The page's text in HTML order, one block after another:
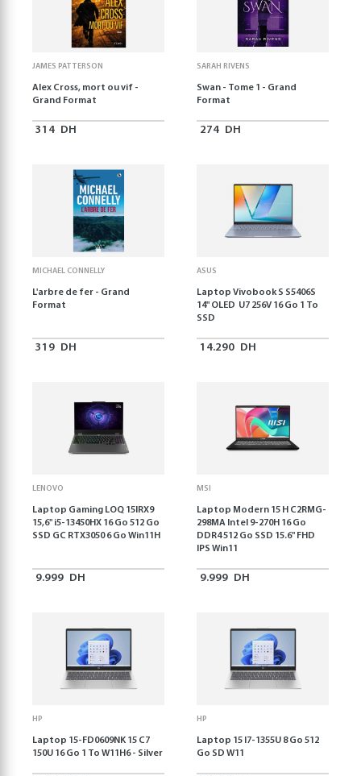
JAMES PATTERSON
Alex Cross, mort ou vif -
Grand Format
314 DH
SARAH RIVENS
Swan - Tome 1 - Grand
Format
274 DH
MICHAEL CONNELLY
L'arbre de fer - Grand
Format
319 DH
ASUS
Laptop Vivobook S S5406S
14" OLED U7 256V 16 Go 1 To
SSD
14.290 DH
LENOVO
Laptop Gaming LOQ 15IRX9
15,6'' i5-13450HX 16 Go 512 Go
SSD GC RTX3050 6 Go Win11H
9.999 DH
MSI
Laptop Modern 15 H C2RMG-
298MA Intel 9-270H 16 Go
DDR4 512 Go SSD 15.6" FHD
IPS Win11
9.999 DH
HP
Laptop 15-FD0609NK 15 C7
150U 16 Go 1 To W11H6 - Silver
HP
Laptop 15 I7-1355U 8 Go 512
Go SD W11